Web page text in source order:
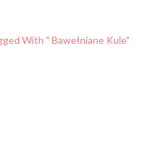
With " Bawełniane Kule"